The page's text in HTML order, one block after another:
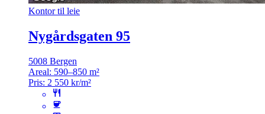
Kontor til leie
Nygårdsgaten 95
5008 Bergen
Areal: 590–850 m²
Pris: 2 550 kr/m²